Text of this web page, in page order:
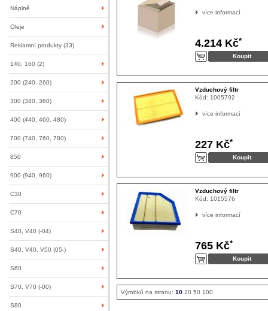
Náplně
Oleje
Reklamní produkty (33)
140, 160 (2)
200 (240, 260)
300 (340, 360)
400 (440, 460, 480)
700 (740, 760, 780)
850
900 (940, 960)
C30
C70
S40, V40 (-04)
S40, V40, V50 (05-)
S60
S70, V70 (-00)
S80
více informací
4.214 Kč*
Vzduchový filtr
Kód: 1005792
více informací
227 Kč*
Vzduchový filtr
Kód: 1015576
více informací
765 Kč*
Výrobků na stranu: 10 20 50 100